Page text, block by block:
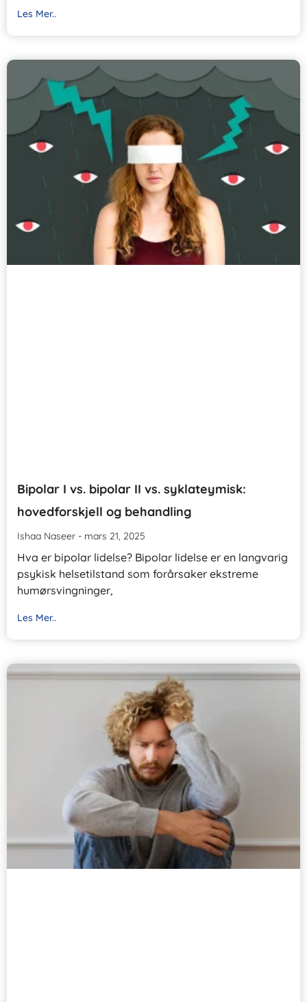
Les Mer..
Bipolar I vs. bipolar II vs. syklateymisk:
hovedforskjell og behandling
Ishaa Naseer mars 21, 2025
Hva er bipolar lidelse? Bipolar lidelse er en langvarig
psykisk helsetilstand som forårsaker ekstreme
humørsvingninger,
Les Mer..